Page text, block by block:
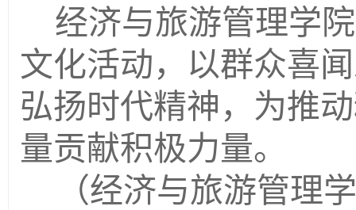
经济与旅游管理学
文化活动，以群众喜
弘扬时代精神，为推
量贡献积极力量。
（经济与旅游管理